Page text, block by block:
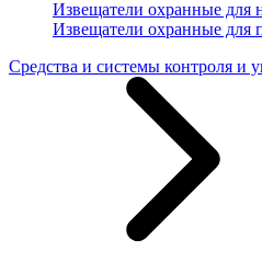
Извещатели охранные для
Извещатели охранные для
Средства и системы контроля и